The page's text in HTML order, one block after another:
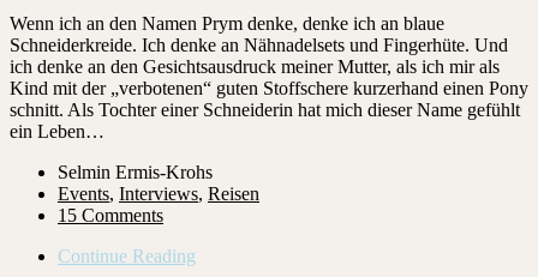
Wenn ich an den Namen Prym denke, denke ich an blaue
Schneiderkreide. Ich denke an Nähnadelsets und Fingerhüte. Und
ich denke an den Gesichtsausdruck meiner Mutter, als ich mir als
Kind mit der „verbotenen“ guten Stoffschere kurzerhand einen Pony
schnitt. Als Tochter einer Schneiderin hat mich dieser Name gefühlt
ein Leben…
Selmin Ermis-Krohs
Events, Interviews, Reisen
15 Comments
Continue Reading